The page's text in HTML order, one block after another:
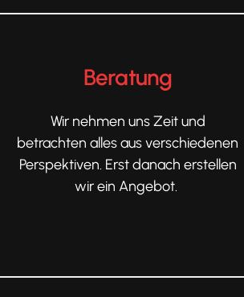
Beratung
Wir nehmen uns Zeit und
betrachten alles aus verschiedenen
Perspektiven. Erst danach erstellen
wir ein Angebot.